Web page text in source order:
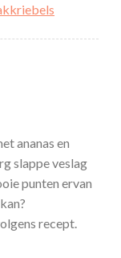
ananas en
slappe veslag
punten ervan
recept.